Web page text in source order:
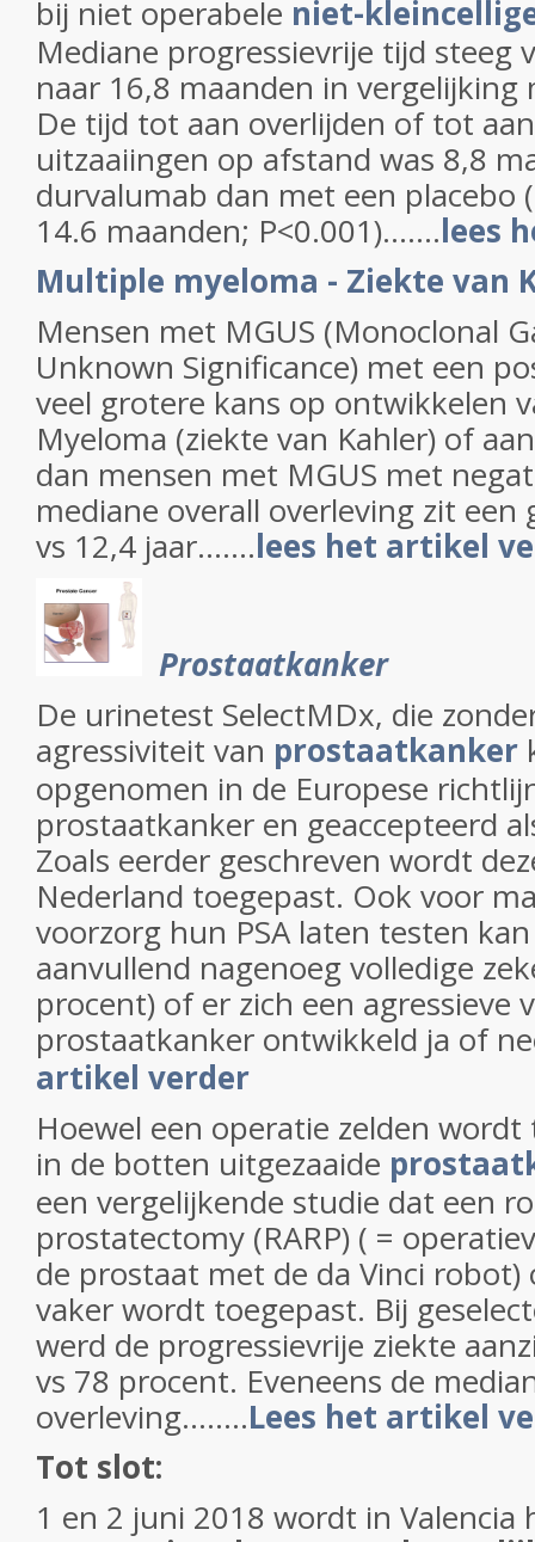
bij niet operabele niet-
Mediane progressievrije tijd steeg
naar 16,8 maanden in vergelijking
De tijd tot aan overlijden of tot
uitzaaiingen op afstand was 8,8
durvalumab dan met een placebo
14.6 maanden; P<0.001).......lees
Multiple myeloma - Ziekte van
Mensen met MGUS (Monoclonal
Unknown Significance) met een
veel grotere kans op ontwikkelen
Myeloma (ziekte van Kahler) of
dan mensen met MGUS met
mediane overall overleving zit een
vs 12,4 jaar.......lees het artikel
Prostaatkanker
De urinetest SelectMDx, die
agressiviteit van prostaatkanker
opgenomen in de Europese
prostaatkanker en geaccepteerd
Zoals eerder geschreven wordt
Nederland toegepast. Ook voor
voorzorg hun PSA laten testen
aanvullend nagenoeg volledige
procent) of er zich een agressieve
prostaatkanker ontwikkeld ja of
artikel verder
Hoewel een operatie zelden
in de botten uitgezaaide
een vergelijkende studie dat een
prostatectomy (RARP) ( =
de prostaat met de da Vinci
vaker wordt toegepast. Bij
werd de progressievrije ziekte
vs 78 procent. Eveneens de
overleving........Lees het artikel
Tot slot:
1 en 2 juni 2018 wordt in Valencia